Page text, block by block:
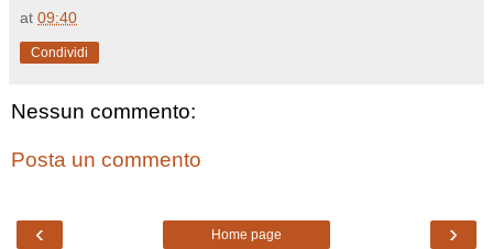
at 09:40
Condividi
Nessun commento:
Posta un commento
‹ ›
Home page